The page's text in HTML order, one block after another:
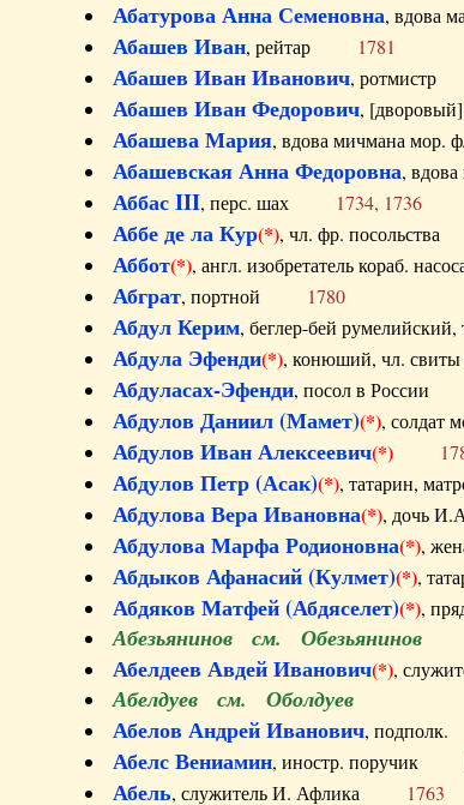
Абатурова Анна Семеновна,
Абашев Иван, рейтар 1781
Абашев Иван Иванович,
Абашев Иван Федорович,
Абашева Мария, вдова мичмана
Абашевская Анна Федоровна,
Аббас III, перс. шах 1734, 1736
Аббе де ла Кур(*), чл. фр.
Аббот(*), англ. изобретатель кораб.
Абграт, портной 1780
Абдул Керим, беглер-бей
Абдула Эфенди(*), конюший, чл.
Абдуласах-Эфенди, посол в России
Абдулов Даниил (Мамет)(*), солдат
Абдулов Иван Алексеевич(*)
Абдулов Петр (Асак)(*), татарин,
Абдулова Вера Ивановна(*), дочь
Абдулова Марфа Родионовна(*),
Абдыков Афанасий (Кулмет)(*),
Абдяков Матфей (Абдяселет)(*),
Абезьянинов см. Обезьянинов
Абелдеев Авдей Иванович(*),
Абелдуев см. Оболдуев
Абелов Андрей Иванович,
Абелс Вениамин, иностр. поручик
Абель, служитель И. Афлика 1763